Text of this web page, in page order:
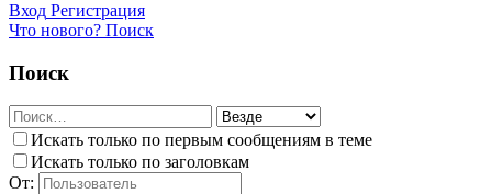
Вход Регистрация
Что нового? Поиск
Поиск
Искать только по первым сообщениям в теме
Искать только по заголовкам
От: